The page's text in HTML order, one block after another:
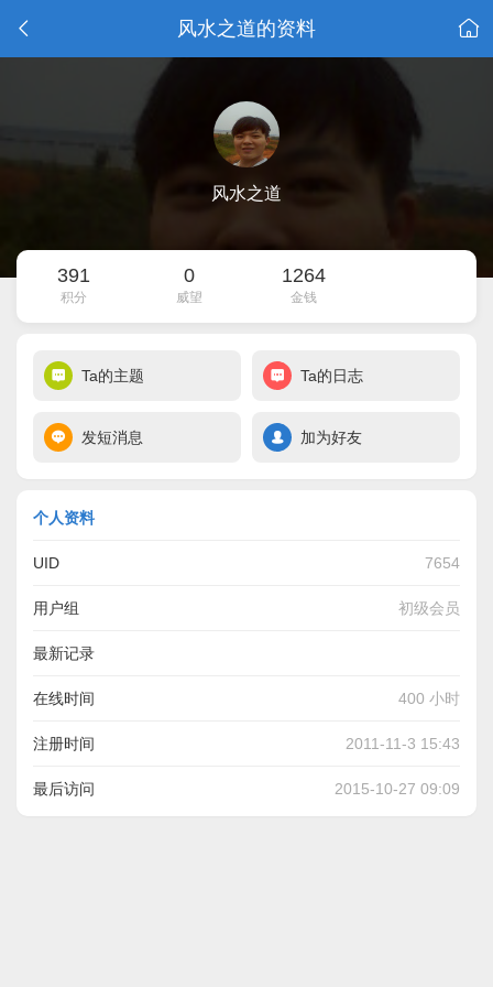
风水之道的资料
风水之道
391
积分
0
威望
1264
金钱
Ta的主题 Ta的日志
发短消息 加为好友
个人资料
UID 7654
用户组 初级会员
最新记录
最近测得一个山上有很多不同的向，艾，不知道那个向才是最
好的
在线时间 400 小时
注册时间 2011-11-3 15:43
最后访问 2015-10-27 09:09